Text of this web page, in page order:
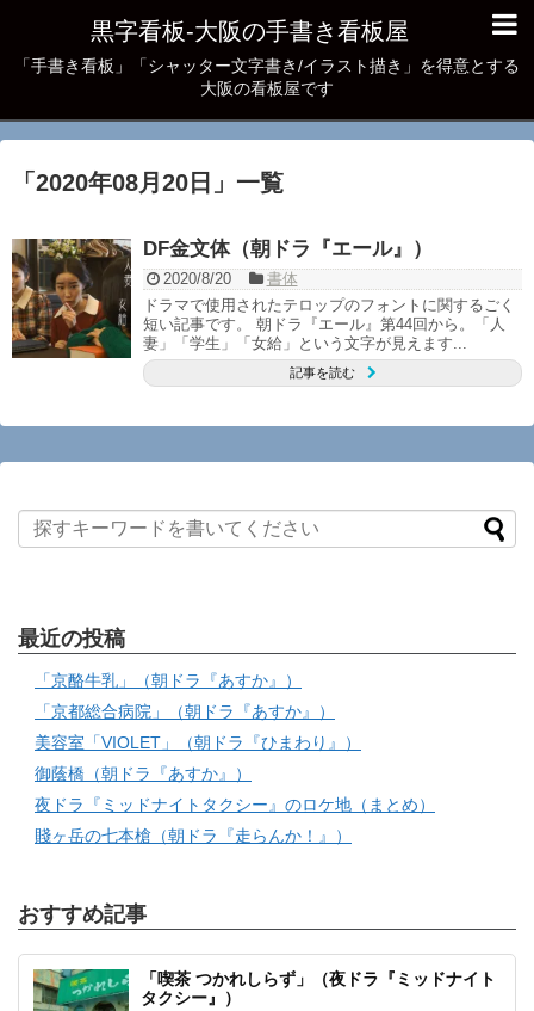
黒字看板‐大阪の手書き看板屋
「手書き看板」「シャッター文字書き/イラスト描き」を得意とする
大阪の看板屋です
「 2020年08月20日 」 一覧
DF金文体（朝ドラ『エール』）
2020/8/20
書体
ドラマで使用されたテロップのフォントに関するごく
短い記事です。 朝ドラ『エール』第44回から。「人
妻」「学生」「女給」という文字が見えます...
記事を読む
最近の投稿
「京酪牛乳」（朝ドラ『あすか』）
「京都総合病院」（朝ドラ『あすか』）
美容室「VIOLET」（朝ドラ『ひまわり』）
御蔭橋（朝ドラ『あすか』）
夜ドラ『ミッドナイトタクシー』のロケ地（まとめ）
賤ヶ岳の七本槍（朝ドラ『走らんか！』）
おすすめ記事
「喫茶 つかれしらず」（夜ドラ『ミッドナイト
タクシー』）